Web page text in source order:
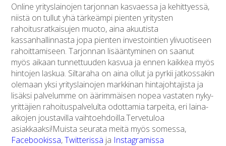
Online yrityslainojen tarjonnan kasvaessa ja kehittyessä,
niistä on tullut yhä tärkeämpi pienten yritysten
rahoitusratkaisujen muoto, aina akuutista
kassanhallinnasta jopa pienten investointien ylivuotiseen
rahoittamiseen. Tarjonnan lisääntyminen on saanut
myös aikaan tunnettuuden kasvua ja ennen kaikkea myös
hintojen laskua. Siltaraha on aina ollut ja pyrkii jatkossakin
olemaan yksi yrityslainojen markkinan hintajohtajista ja
lisäksi palvelumme on äärimmäisen nopea vastaten nyky-
yrittäjien rahoituspalvelulta odottamia tarpeita, eri laina-
aikojen joustavilla vaihtoehdoilla.Tervetuloa
asiakkaaksi!Muista seurata meitä myös somessa,
Facebookissa,Twitterissä ja Instagramissa